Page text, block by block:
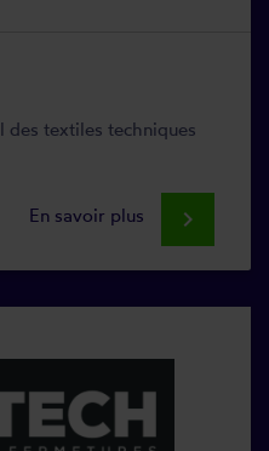
des textiles techniques
En savoir plus keyboard_arrow_right